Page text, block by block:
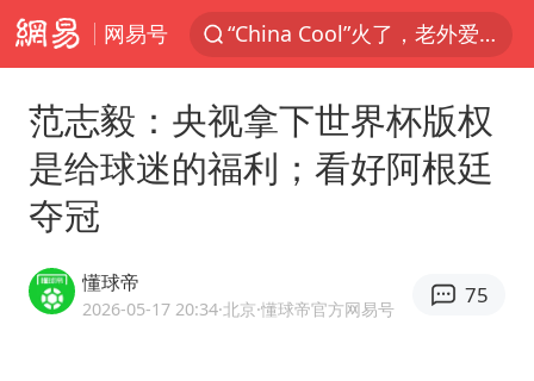
网易号
“China Cool”火了，老外爱上中国避暑游
浙江台州《告全体市民书》
伊斯兰版北约来了吗
陕西柞水泥石流已致2死 仍有1人失联
范志毅：央视拿下世界杯版权
是给球迷的福利；看好阿根廷
夺冠
懂球帝
2026-05-17 20:34·北京·懂球帝官方网易号
75